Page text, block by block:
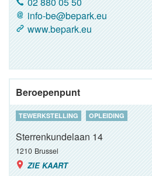
info-be@bepark.eu
www.bepark.eu
Beroepenpunt
TEWERKSTELLING OPLEIDING
Sterrenkundelaan 14
1210 Brussel
ZIE KAART